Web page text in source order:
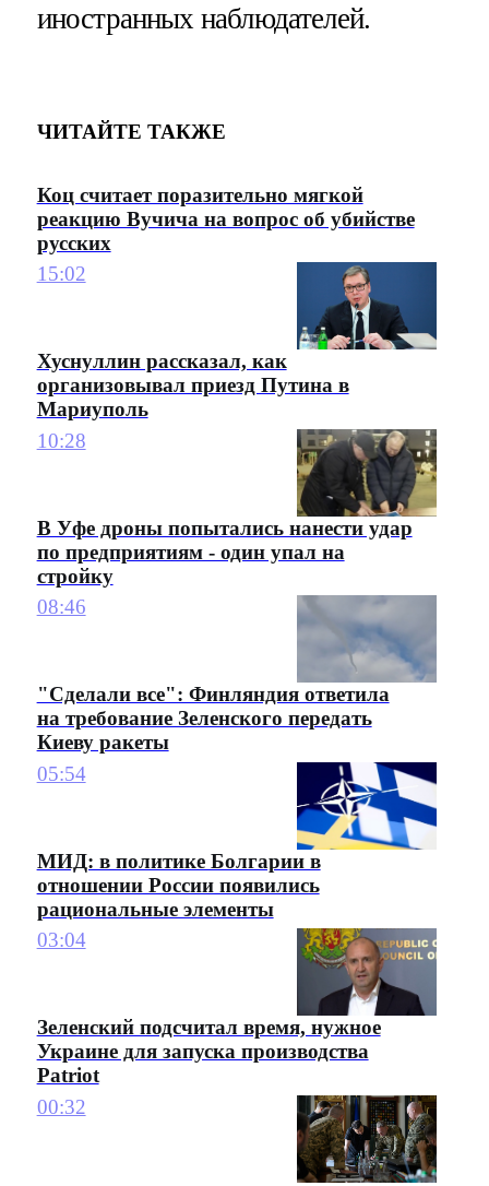
иностранных наблюдателей.
ЧИТАЙТЕ ТАКЖЕ
Коц считает поразительно мягкой
реакцию Вучича на вопрос об убийстве
русских
15:02
Хуснуллин рассказал, как
организовывал приезд Путина в
Мариуполь
10:28
В Уфе дроны попытались нанести удар
по предприятиям - один упал на
стройку
08:46
"Сделали все": Финляндия ответила
на требование Зеленского передать
Киеву ракеты
05:54
МИД: в политике Болгарии в
отношении России появились
рациональные элементы
03:04
Зеленский подсчитал время, нужное
Украине для запуска производства
Patriot
00:32